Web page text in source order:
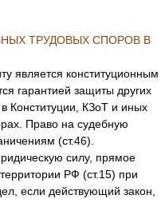
ТРУДОВЫХ СПОРОВ В
является конституционным
гарантией защиты других
Конституции, КЗоТ и иных
Право на судебную
(ст.46).
силу, прямое
РФ (ст.15) при
если действующий закон,